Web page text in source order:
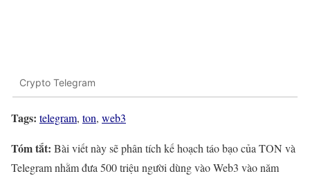
Crypto Telegram
Tags: telegram, ton, web3
Tóm tắt: Bài viết này sẽ phân tích kế hoạch táo bạo của TON và
Telegram nhằm đưa 500 triệu người dùng vào Web3 vào năm